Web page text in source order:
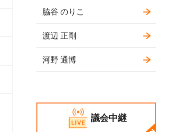
脇谷 のりこ
渡辺 正剛
河野 通博
議会中継